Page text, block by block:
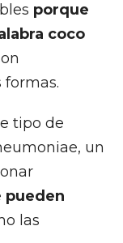
porque
coco
formas.
tipo de
un
pueden
las